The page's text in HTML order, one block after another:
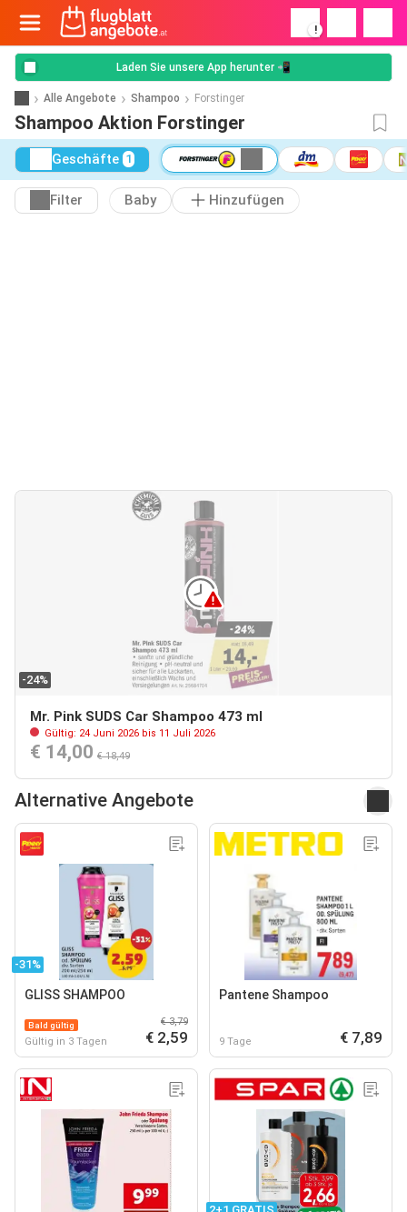
!
Laden Sie unsere App herunter 📲
Alle Angebote Shampoo Forstinger
Shampoo Aktion Forstinger
Geschäfte 1
Filter Baby Hinzufügen
-24%
Mr. Pink SUDS Car Shampoo 473 ml
Gültig: 24 Juni 2026 bis 11 Juli 2026
€ 14,00 € 18,49
Alternative Angebote
-31%
GLISS SHAMPOO
Bald gültig
Gültig in 3 Tagen
€ 3,79
€ 2,59
Pantene Shampoo
9 Tage € 7,89